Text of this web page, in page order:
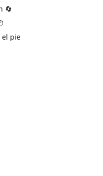
🔄
el pie